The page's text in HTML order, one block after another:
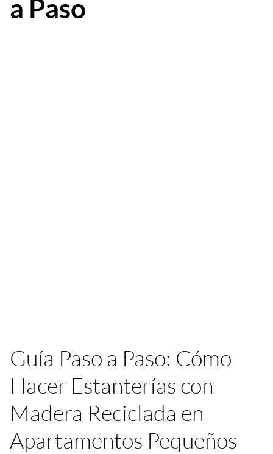
a Paso
Guía Paso a Paso: Cómo
Hacer Estanterías con
Madera Reciclada en
Apartamentos Pequeños